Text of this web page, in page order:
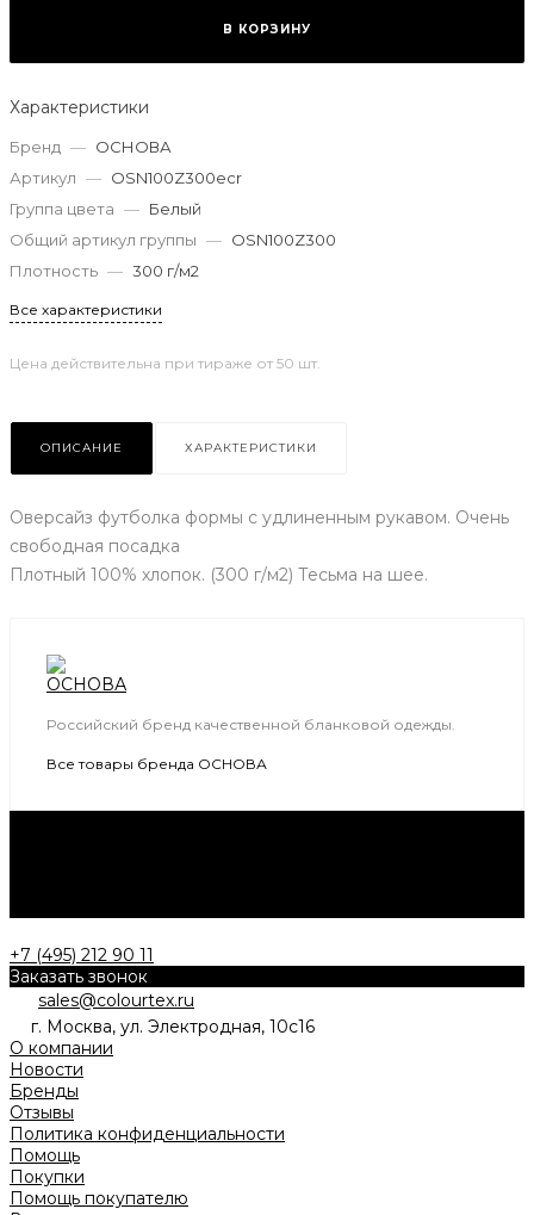
В КОРЗИНУ
Характеристики
Бренд — ОСНОВА
Артикул — OSN100Z300ecr
Группа цвета — Белый
Общий артикул группы — OSN100Z300
Плотность — 300 г/м2
Все характеристики
Цена действительна при тираже от 50 шт.
ОПИСАНИЕ ХАРАКТЕРИСТИКИ
Оверсайз футболка формы с удлиненным рукавом. Очень
свободная посадка
Плотный 100% хлопок. (300 г/м2) Тесьма на шее.
Российский бренд качественной бланковой одежды.
Все товары бренда ОСНОВА
+7 (495) 212 90 11
Заказать звонок
sales@colourtex.ru
г. Москва, ул. Электродная, 10с16
О компании
Новости
Бренды
Отзывы
Политика конфиденциальности
Помощь
Покупки
Помощь покупателю